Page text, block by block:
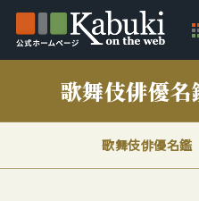
歌舞伎俳優名
歌舞伎俳優名鑑